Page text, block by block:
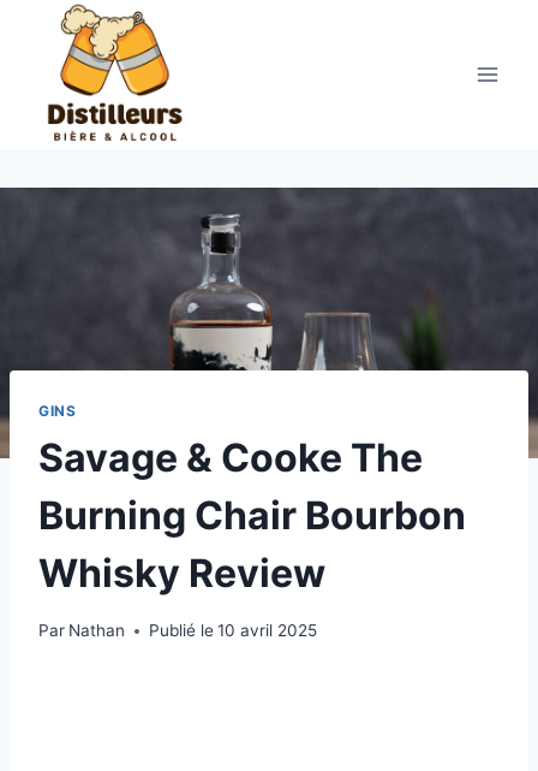
contenu
GINS
Savage & Cooke The
Burning Chair Bourbon
Whisky Review
Par Nathan Publié le 10 avril 2025